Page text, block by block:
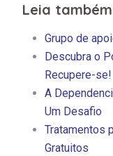
Leia
Grupo de
Descubra o
Recupere-se!
A
Um Desafio
Tratamentos
Gratuitos